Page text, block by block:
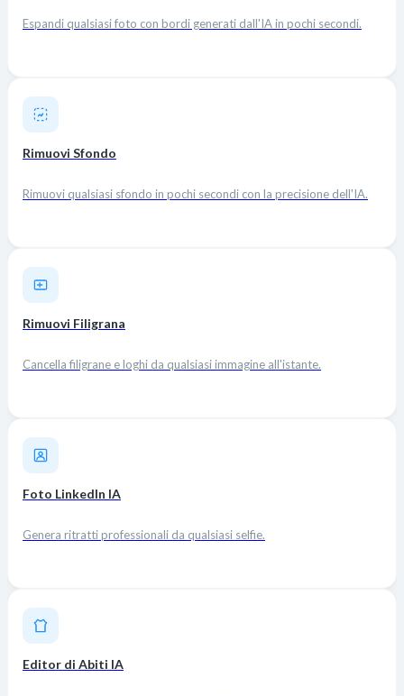
Espandi qualsiasi foto con bordi generati dall'IA in pochi secondi.
Rimuovi Sfondo
Rimuovi qualsiasi sfondo in pochi secondi con la precisione dell'IA.
Rimuovi Filigrana
Cancella filigrane e loghi da qualsiasi immagine all'istante.
Foto LinkedIn IA
Genera ritratti professionali da qualsiasi selfie.
Editor di Abiti IA